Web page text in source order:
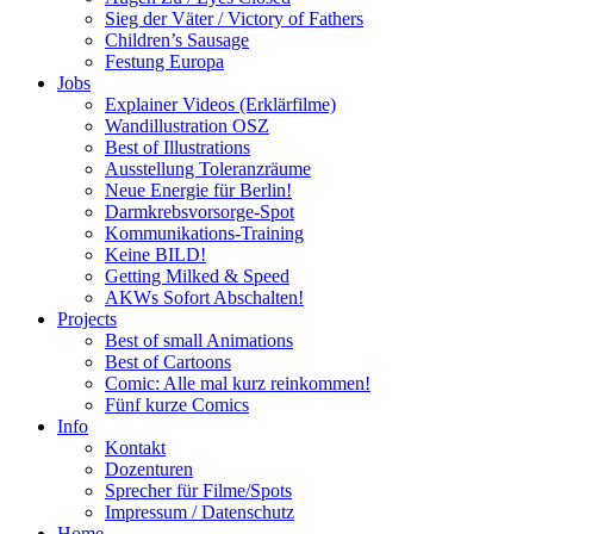
Sieg der Väter / Victory of Fathers
Children’s Sausage
Festung Europa
Jobs
Explainer Videos (Erklärfilme)
Wandillustration OSZ
Best of Illustrations
Ausstellung Toleranzräume
Neue Energie für Berlin!
Darmkrebsvorsorge-Spot
Kommunikations-Training
Keine BILD!
Getting Milked & Speed
AKWs Sofort Abschalten!
Projects
Best of small Animations
Best of Cartoons
Comic: Alle mal kurz reinkommen!
Fünf kurze Comics
Info
Kontakt
Dozenturen
Sprecher für Filme/Spots
Impressum / Datenschutz